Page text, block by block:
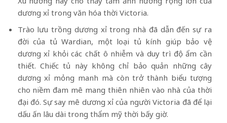
dương xỉ trong văn hóa thời Victoria.
Trào lưu trồng dương xỉ trong nhà đã dẫn đến sự ra
đời của tủ Wardian, một loại tủ kính giúp bảo vệ
dương xỉ khỏi các chất ô nhiễm và duy trì độ ẩm cần
thiết. Chiếc tủ này không chỉ bảo quản những cây
dương xỉ mỏng manh mà còn trở thành biểu tượng
cho niềm đam mê mang thiên nhiên vào nhà của thời
đại đó. Sự say mê dương xỉ của người Victoria đã để lại
dấu ấn lâu dài trong thẩm mỹ thời bấy giờ.